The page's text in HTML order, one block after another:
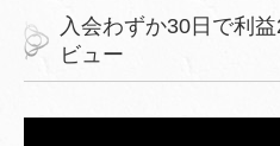
入会わずか30日で利
ビュー